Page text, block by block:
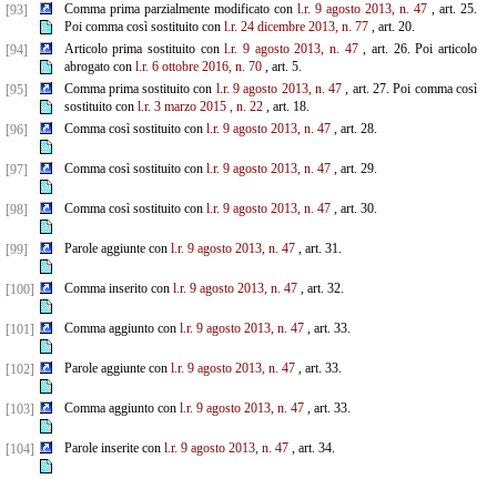
[93]
Comma prima parzialmente modificato con l.r. 9 agosto 2013, n. 47, art. 25.
Poi comma così sostituito con l.r. 24 dicembre 2013, n. 77, art. 20.
[94]
Articolo prima sostituito conl.r. 9 agosto 2013, n. 47, art. 26. Poi articolo
abrogato con l.r. 6 ottobre 2016, n. 70, art. 5.
[95]
Comma prima sostituito con l.r. 9 agosto 2013, n. 47 , art. 27. Poi comma così
sostituito con l.r. 3 marzo 2015 , n. 22, art. 18.
[96]
Comma così sostituito con l.r. 9 agosto 2013, n. 47, art. 28.
[97] Comma così sostituito con l.r. 9 agosto 2013, n. 47, art. 29.
[98] Comma così sostituito con l.r. 9 agosto 2013, n. 47, art. 30.
[99] Parole aggiunte con l.r. 9 agosto 2013, n. 47, art. 31.
[100] Comma inserito con l.r. 9 agosto 2013, n. 47, art. 32.
[101] Comma aggiunto con l.r. 9 agosto 2013, n. 47, art. 33.
[102] Parole aggiunte con l.r. 9 agosto 2013, n. 47, art. 33.
[103] Comma aggiunto con l.r. 9 agosto 2013, n. 47, art. 33.
[104] Parole inserite con l.r. 9 agosto 2013, n. 47, art. 34.